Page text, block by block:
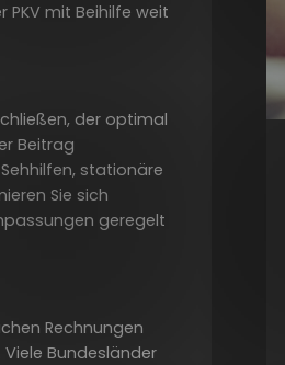
mit Beihilfe weit
der optimal
Beitrag
stationäre
Sie sich
geregelt
Rechnungen
Bundesländer